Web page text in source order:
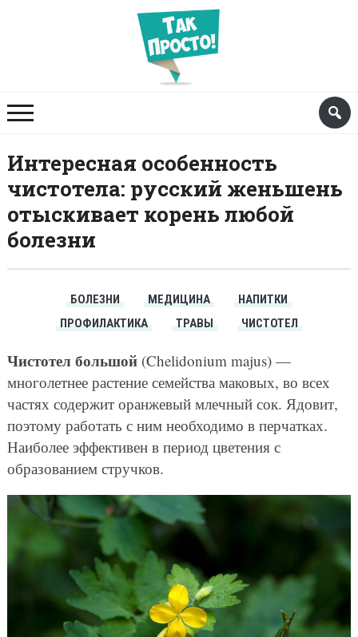
Интересная особенность
чистотела: русский женьшень
отыскивает корень любой
болезни
БОЛЕЗНИ МЕДИЦИНА
НАПИТКИ
ПРОФИЛАКТИКА
ТРАВЫ ЧИСТОТЕЛ
Чистотел большой(Chelidonium majus) —
многолетнее растение семейства маковых, во всех
частях содержит оранжевый млечный сок. Ядовит,
поэтому работать с ним необходимо в перчатках.
Наиболее эффективен в период цветения с
образованием стручков.